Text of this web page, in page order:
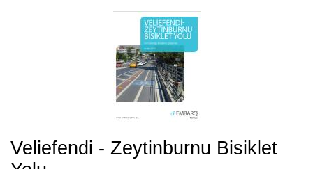
Veliefendi - Zeytinburnu Bisiklet